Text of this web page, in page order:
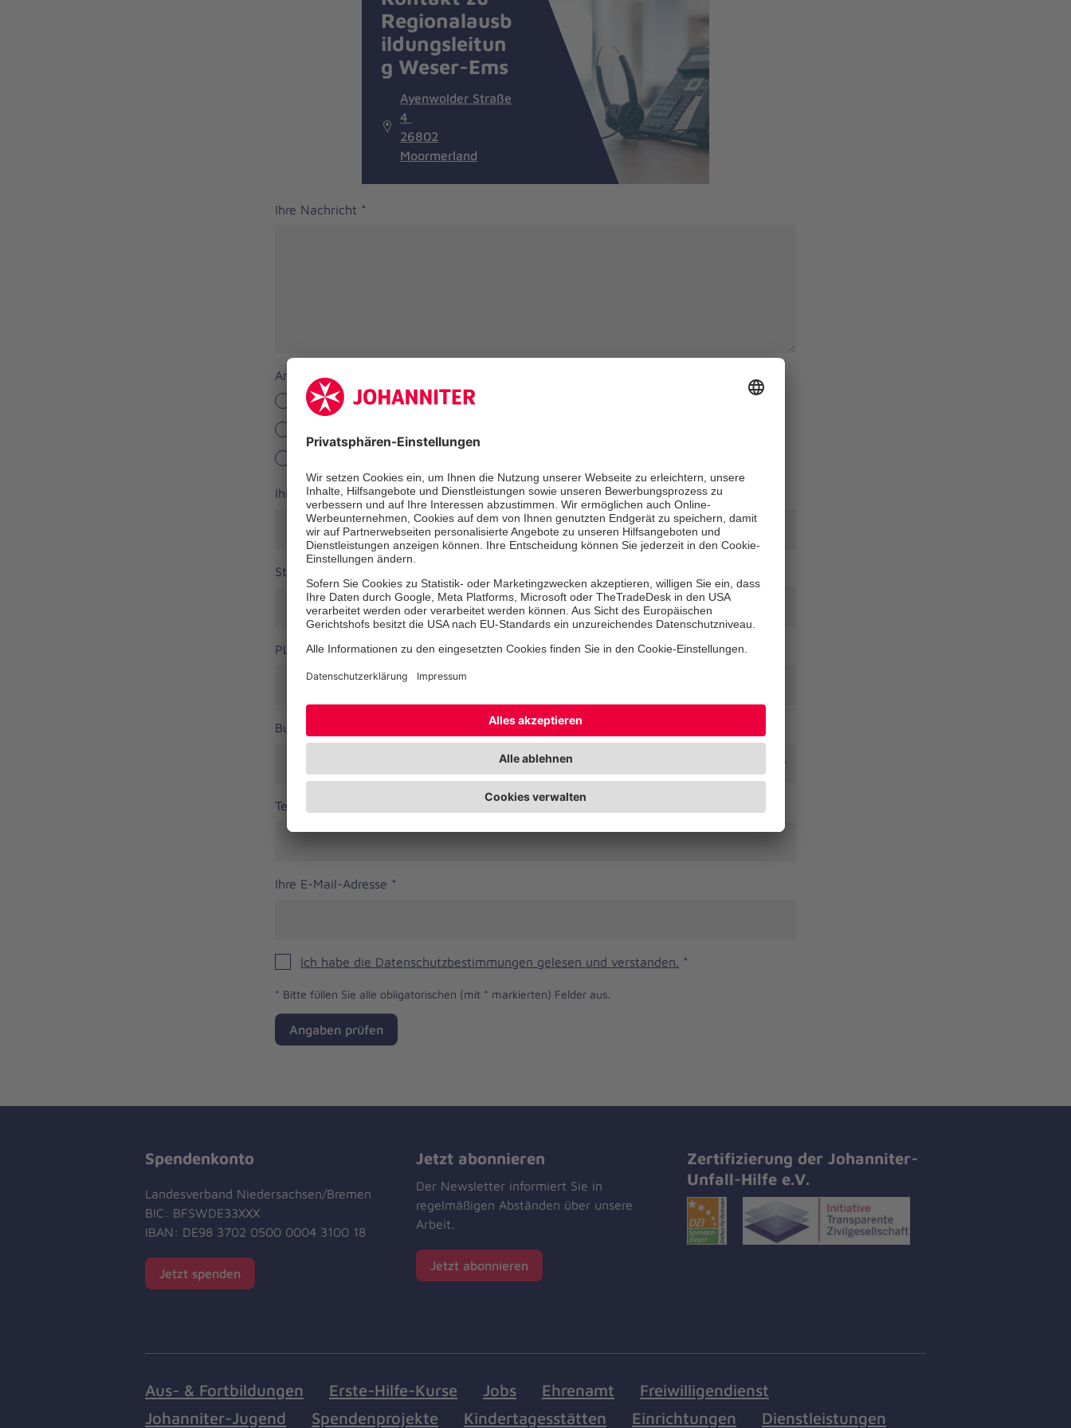
Regionalausb
ildungsleitun
g Weser-Ems
Ayenwolder Straße
4
26802
Moormerland
Ihre Nachricht *
Anrede
Herr
Ihr Vorname* Ihr Nachname*
Straße
PLZ * Ort *
Bundesland
Telefonnummer
Ihre E-Mail-Adresse *
Ich habe die Datenschutzbestimmungen gelesen und verstanden. *
* Bitte füllen Sie alle obligatorischen (mit * markierten) Felder aus.
Angaben prüfen
Spendenkonto
Landesverband Niedersachsen/Bremen
BIC: BFSWDE33XXX
IBAN: DE98 3702 0500 0004 3100 18
Jetzt spenden
Jetzt abonnieren
Der Newsletter informiert Sie in
regelmäßigen Abständen über unsere
Arbeit.
Jetzt abonnieren
Zertifizierung der Johanniter-
Unfall-Hilfe e.V.
Aus- & Fortbildungen Erste-Hilfe-Kurse Jobs Ehrenamt
Freiwilligendienst
Johanniter-Jugend
Spendenprojekte Kindertagesstätten Einrichtungen Dienstleistungen